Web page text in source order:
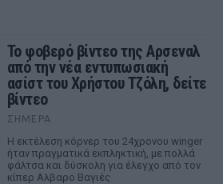
Το φοβερό βίντεο της Αρσεναλ
από την νέα εντυπωσιακή
ασίστ του Χρήστου Τζόλη, δείτε
βίντεο
ΣΉΜΕΡΑ
Η εκτέλεση κόρνερ του 24χρονου winger
ήταν πραγματικά εκπληκτική, με πολλά
φάλτσα και δύσκολη για έλεγχο από τον
κίπερ Αλβαρο Βαγιές